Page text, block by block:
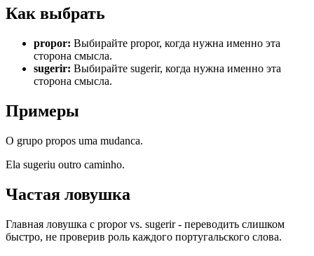
Как выбрать
propor: Выбирайте propor, когда нужна именно эта
сторона смысла.
sugerir: Выбирайте sugerir, когда нужна именно эта
сторона смысла.
Примеры
O grupo propos uma mudanca.
Ela sugeriu outro caminho.
Частая ловушка
Главная ловушка с propor vs. sugerir - переводить слишком
быстро, не проверив роль каждого португальского слова.